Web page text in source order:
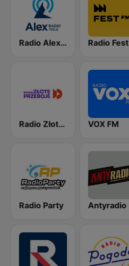
Radio Alex 105.2 FM Radio Fest
Radio Złote Przeboje VOX FM
Radio Party Antyradio